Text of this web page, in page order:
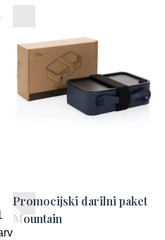
Promocijski darilni paket
Mountain